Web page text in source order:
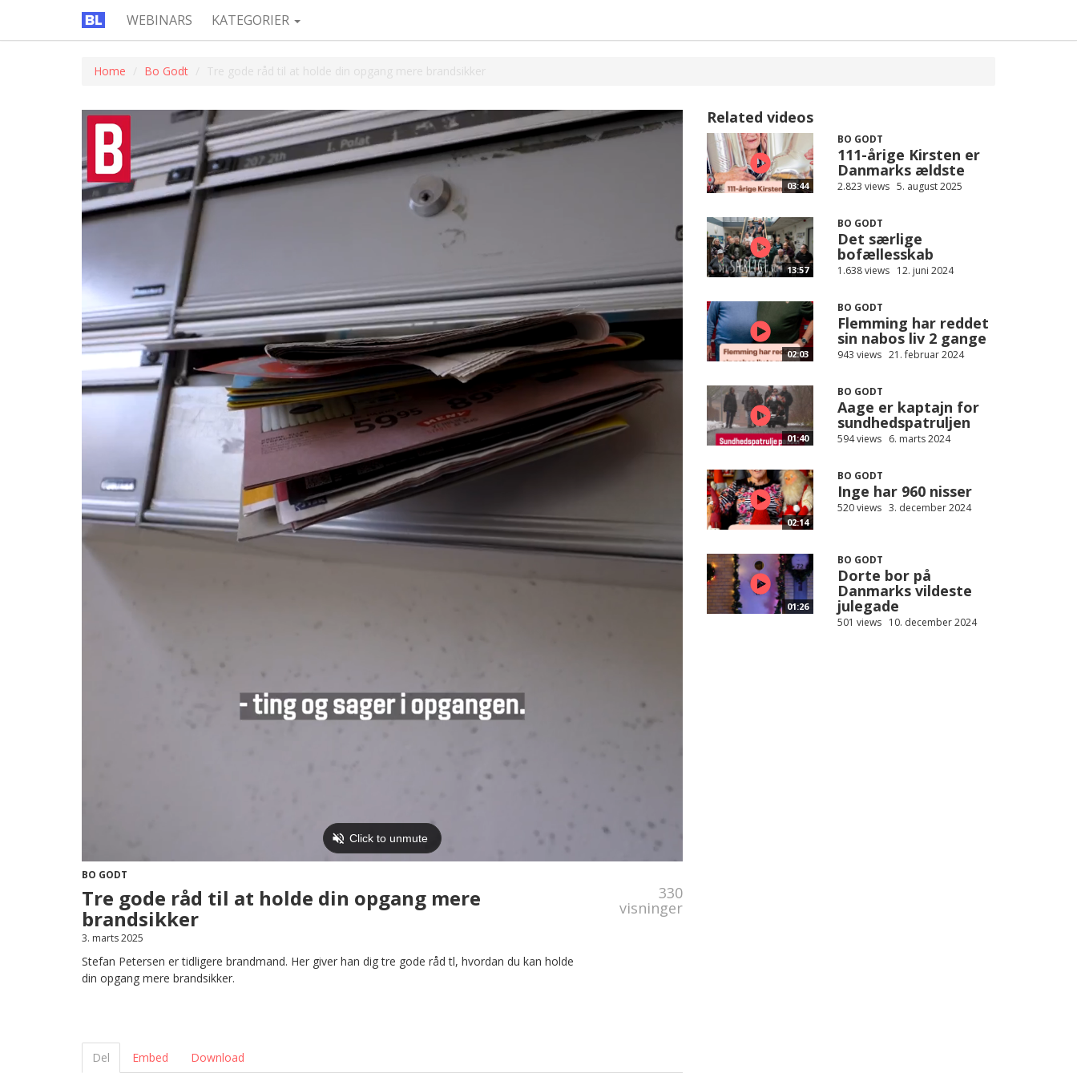
WEBINARS KATEGORIER
Home Bo Godt Tre gode råd til at holde din opgang mere brandsikker
BO GODT
Tre gode råd til at holde din opgang mere
brandsikker
330
visninger
3. marts 2025
Stefan Petersen er tidligere brandmand. Her giver han dig tre gode råd tl, hvordan du kan holde
din opgang mere brandsikker.
Del Embed Download
Related videos
03:44
BO GODT
111-årige Kirsten er
Danmarks ældste
2.823 views 5. august 2025
13:57
BO GODT
Det særlige
bofællesskab
1.638 views 12. juni 2024
02:03
BO GODT
Flemming har reddet
sin nabos liv 2 gange
943 views 21. februar 2024
01:40
BO GODT
Aage er kaptajn for
sundhedspatruljen
594 views 6. marts 2024
02:14
BO GODT
Inge har 960 nisser
520 views 3. december 2024
01:26
BO GODT
Dorte bor på
Danmarks vildeste
julegade
501 views 10. december 2024